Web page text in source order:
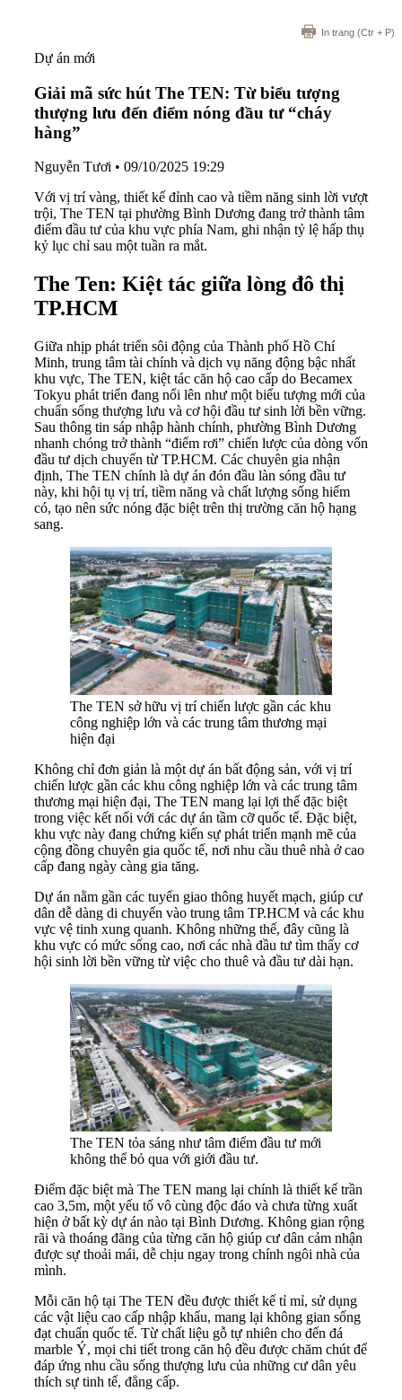
In trang (Ctr + P)
Dự án mới
Giải mã sức hút The TEN: Từ biểu tượng
thượng lưu đến điểm nóng đầu tư “cháy
hàng”
Nguyễn Tươi • 09/10/2025 19:29
Với vị trí vàng, thiết kế đỉnh cao và tiềm năng sinh lời vượt
trội, The TEN tại phường Bình Dương đang trở thành tâm
điểm đầu tư của khu vực phía Nam, ghi nhận tỷ lệ hấp thụ
kỷ lục chỉ sau một tuần ra mắt.
The Ten: Kiệt tác giữa lòng đô thị
TP.HCM
Giữa nhịp phát triển sôi động của Thành phố Hồ Chí
Minh, trung tâm tài chính và dịch vụ năng động bậc nhất
khu vực, The TEN, kiệt tác căn hộ cao cấp do Becamex
Tokyu phát triển đang nổi lên như một biểu tượng mới của
chuẩn sống thượng lưu và cơ hội đầu tư sinh lời bền vững.
Sau thông tin sáp nhập hành chính, phường Bình Dương
nhanh chóng trở thành “điểm rơi” chiến lược của dòng vốn
đầu tư dịch chuyển từ TP.HCM. Các chuyên gia nhận
định, The TEN chính là dự án đón đầu làn sóng đầu tư
này, khi hội tụ vị trí, tiềm năng và chất lượng sống hiếm
có, tạo nên sức nóng đặc biệt trên thị trường căn hộ hạng
sang.
The TEN sở hữu vị trí chiến lược gần các khu
công nghiệp lớn và các trung tâm thương mại
hiện đại
Không chỉ đơn giản là một dự án bất động sản, với vị trí
chiến lược gần các khu công nghiệp lớn và các trung tâm
thương mại hiện đại, The TEN mang lại lợi thế đặc biệt
trong việc kết nối với các dự án tầm cỡ quốc tế. Đặc biệt,
khu vực này đang chứng kiến sự phát triển mạnh mẽ của
cộng đồng chuyên gia quốc tế, nơi nhu cầu thuê nhà ở cao
cấp đang ngày càng gia tăng.
Dự án nằm gần các tuyến giao thông huyết mạch, giúp cư
dân dễ dàng di chuyển vào trung tâm TP.HCM và các khu
vực vệ tinh xung quanh. Không những thế, đây cũng là
khu vực có mức sống cao, nơi các nhà đầu tư tìm thấy cơ
hội sinh lời bền vững từ việc cho thuê và đầu tư dài hạn.
The TEN tỏa sáng như tâm điểm đầu tư mới
không thể bỏ qua với giới đầu tư.
Điểm đặc biệt mà The TEN mang lại chính là thiết kế trần
cao 3,5m, một yếu tố vô cùng độc đáo và chưa từng xuất
hiện ở bất kỳ dự án nào tại Bình Dương. Không gian rộng
rãi và thoáng đãng của từng căn hộ giúp cư dân cảm nhận
được sự thoải mái, dễ chịu ngay trong chính ngôi nhà của
mình.
Mỗi căn hộ tại The TEN đều được thiết kế tỉ mỉ, sử dụng
các vật liệu cao cấp nhập khẩu, mang lại không gian sống
đạt chuẩn quốc tế. Từ chất liệu gỗ tự nhiên cho đến đá
marble Ý, mọi chi tiết trong căn hộ đều được chăm chút để
đáp ứng nhu cầu sống thượng lưu của những cư dân yêu
thích sự tinh tế, đẳng cấp.